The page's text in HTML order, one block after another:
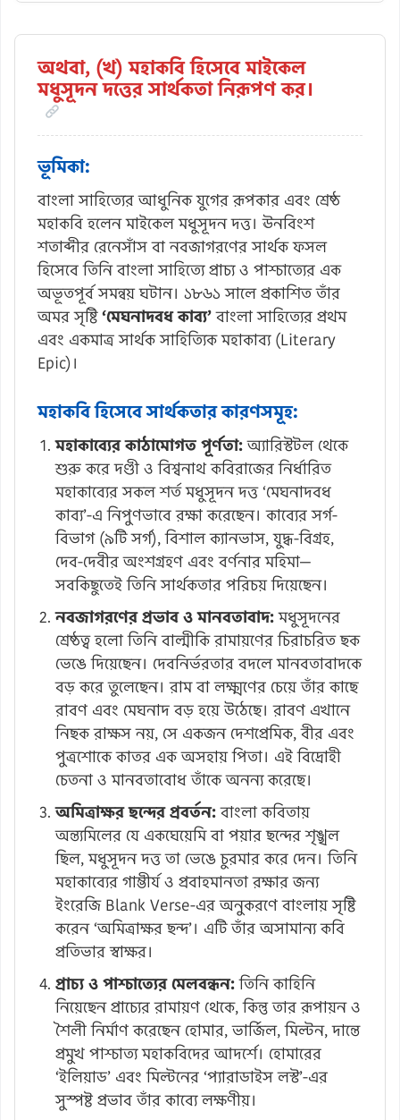
অথবা, (খ) মহাকবি হিসেবে মাইকেল
মধুসূদন দত্তের সার্থকতা নিরূপণ কর।
ভূমিকা:
বাংলা সাহিত্যের আধুনিক যুগের রূপকার এবং শ্রেষ্ঠ
মহাকবি হলেন মাইকেল মধুসূদন দত্ত। ঊনবিংশ
শতাব্দীর রেনেসাঁস বা নবজাগরণের সার্থক ফসল
হিসেবে তিনি বাংলা সাহিত্যে প্রাচ্য ও পাশ্চাত্যের এক
অভূতপূর্ব সমন্বয় ঘটান। ১৮৬১ সালে প্রকাশিত তাঁর
অমর সৃষ্টি‘মেঘনাদবধ কাব্য’বাংলা সাহিত্যের প্রথম
এবং একমাত্র সার্থক সাহিত্যিক মহাকাব্য (Literary
Epic)।
মহাকবি হিসেবে সার্থকতার কারণসমূহ:
মহাকাব্যের কাঠামোগত পূর্ণতা:অ্যারিস্টটল থেকে
শুরু করে দণ্ডী ও বিশ্বনাথ কবিরাজের নির্ধারিত
মহাকাব্যের সকল শর্ত মধুসূদন দত্ত ‘মেঘনাদবধ
কাব্য’-এ নিপুণভাবে রক্ষা করেছেন। কাব্যের সর্গ-
বিভাগ (৯টি সর্গ), বিশাল ক্যানভাস, যুদ্ধ-বিগ্রহ,
দেব-দেবীর অংশগ্রহণ এবং বর্ণনার মহিমা—
সবকিছুতেই তিনি সার্থকতার পরিচয় দিয়েছেন।
নবজাগরণের প্রভাব ও মানবতাবাদ:মধুসূদনের
শ্রেষ্ঠত্ব হলো তিনি বাল্মীকি রামায়ণের চিরাচরিত ছক
ভেঙে দিয়েছেন। দেবনির্ভরতার বদলে মানবতাবাদকে
বড় করে তুলেছেন। রাম বা লক্ষ্মণের চেয়ে তাঁর কাছে
রাবণ এবং মেঘনাদ বড় হয়ে উঠেছে। রাবণ এখানে
নিছক রাক্ষস নয়, সে একজন দেশপ্রেমিক, বীর এবং
পুত্রশোকে কাতর এক অসহায় পিতা। এই বিদ্রোহী
চেতনা ও মানবতাবোধ তাঁকে অনন্য করেছে।
অমিত্রাক্ষর ছন্দের প্রবর্তন:বাংলা কবিতায়
অন্ত্যমিলের যে একঘেয়েমি বা পয়ার ছন্দের শৃঙ্খল
ছিল, মধুসূদন দত্ত তা ভেঙে চুরমার করে দেন। তিনি
মহাকাব্যের গাম্ভীর্য ও প্রবাহমানতা রক্ষার জন্য
ইংরেজি Blank Verse-এর অনুকরণে বাংলায় সৃষ্টি
করেন ‘অমিত্রাক্ষর ছন্দ’। এটি তাঁর অসামান্য কবি
প্রতিভার স্বাক্ষর।
প্রাচ্য ও পাশ্চাত্যের মেলবন্ধন:তিনি কাহিনি
নিয়েছেন প্রাচ্যের রামায়ণ থেকে, কিন্তু তার রূপায়ন ও
শৈলী নির্মাণ করেছেন হোমার, ভার্জিল, মিল্টন, দান্তে
প্রমুখ পাশ্চাত্য মহাকবিদের আদর্শে। হোমারের
‘ইলিয়াড’ এবং মিল্টনের ‘প্যারাডাইস লস্ট’-এর
সুস্পষ্ট প্রভাব তাঁর কাব্যে লক্ষণীয়।